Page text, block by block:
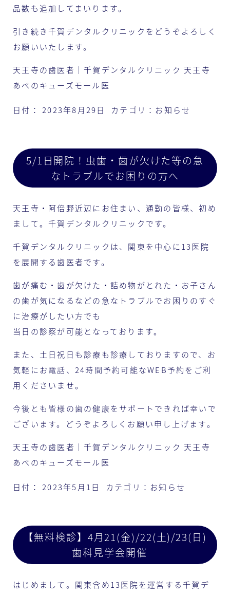
品数も追加してまいります。
引き続き千賀デンタルクリニックをどうぞよろしく
お願いいたします。
天王寺の歯医者｜千賀デンタルクリニック 天王寺
あべのキューズモール医
日付： 2023年8月29日 カテゴリ： お知らせ
5/1日開院！虫歯・歯が欠けた等の急
なトラブルでお困りの方へ
天王寺・阿倍野近辺にお住まい、通勤の皆様、初め
まして。千賀デンタルクリニックです。
千賀デンタルクリニックは、関東を中心に13医院
を展開する歯医者です。
歯が痛む・歯が欠けた・詰め物がとれた・お子さん
の歯が気になるなどの急なトラブルでお困りのすぐ
に治療がしたい方でも
当日の診察が可能となっております。
また、土日祝日も診療も診療しておりますので、お
気軽にお電話、24時間予約可能なWEB予約をご利
用くださいませ。
今後とも皆様の歯の健康をサポートできれば幸いで
ございます。どうぞよろしくお願い申し上げます。
天王寺の歯医者｜千賀デンタルクリニック 天王寺
あべのキューズモール医
日付： 2023年5月1日 カテゴリ： お知らせ
【無料検診】4月21(金)/22(土)/23(日)
歯科見学会開催
はじめまして。関東含め13医院を運営する千賀デ